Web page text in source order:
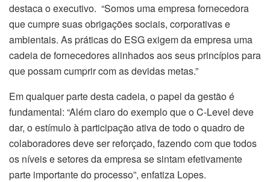
destaca o executivo. “Somos uma empresa fornecedora
que cumpre suas obrigações sociais, corporativas e
ambientais. As práticas do ESG exigem da empresa uma
cadeia de fornecedores alinhados aos seus princípios para
que possam cumprir com as devidas metas.”
Em qualquer parte desta cadeia, o papel da gestão é
fundamental: “Além claro do exemplo que o C-Level deve
dar, o estímulo à participação ativa de todo o quadro de
colaboradores deve ser reforçado, fazendo com que todos
os níveis e setores da empresa se sintam efetivamente
parte importante do processo”, enfatiza Lopes.